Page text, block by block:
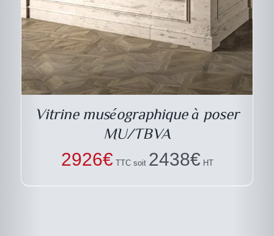
Vitrine muséographique à poser
MU/TBVA
2926€ TTC soit 2438€ HT